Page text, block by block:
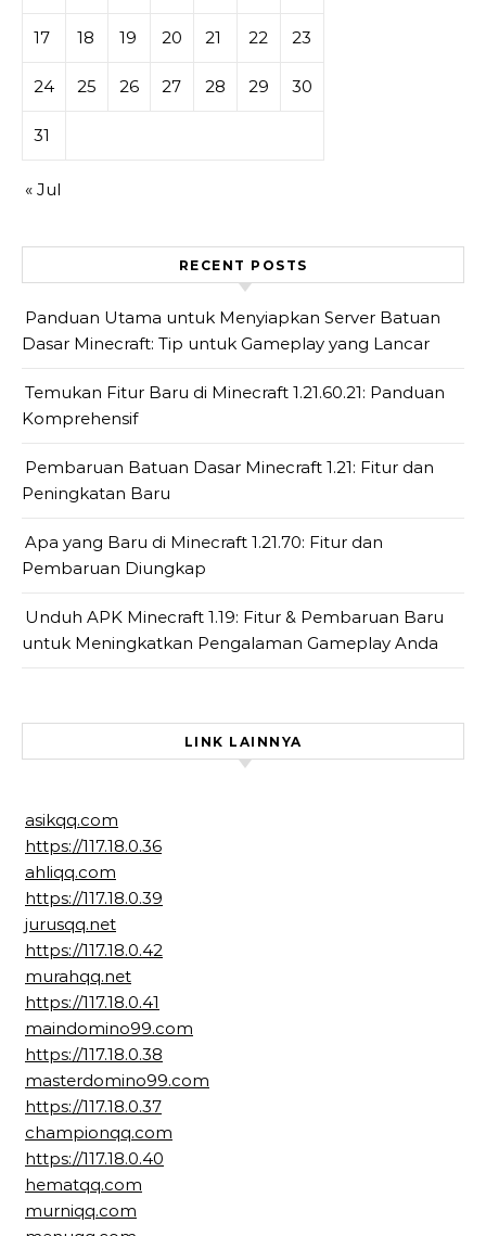
17 18 19 20 21 22 23
24 25 26 27 28 29 30
31
« Jul
RECENT POSTS
Panduan Utama untuk Menyiapkan Server Batuan
Dasar Minecraft: Tip untuk Gameplay yang Lancar
Temukan Fitur Baru di Minecraft 1.21.60.21: Panduan
Komprehensif
Pembaruan Batuan Dasar Minecraft 1.21: Fitur dan
Peningkatan Baru
Apa yang Baru di Minecraft 1.21.70: Fitur dan
Pembaruan Diungkap
Unduh APK Minecraft 1.19: Fitur & Pembaruan Baru
untuk Meningkatkan Pengalaman Gameplay Anda
LINK LAINNYA
asikqq.com
https://117.18.0.36
ahliqq.com
https://117.18.0.39
jurusqq.net
https://117.18.0.42
murahqq.net
https://117.18.0.41
maindomino99.com
https://117.18.0.38
masterdomino99.com
https://117.18.0.37
championqq.com
https://117.18.0.40
hematqq.com
murniqq.com